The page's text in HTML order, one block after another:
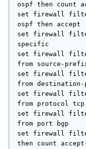
результата не
минут словно
отвечает (понятно
Прописал
падают
Затем началось
15:21:07.818807 In IP
win 32409
15:21:18.362632 In IP